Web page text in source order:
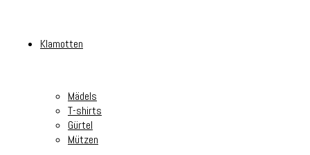
Klamotten
Mädels
T-shirts
Gürtel
Mützen